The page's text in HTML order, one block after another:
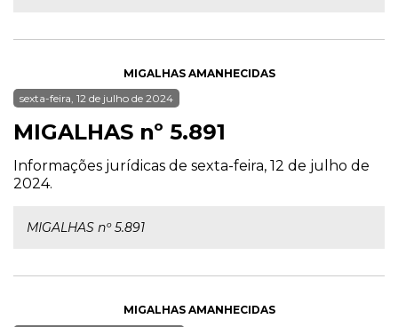
MIGALHAS AMANHECIDAS
sexta-feira, 12 de julho de 2024
MIGALHAS nº 5.891
Informações jurídicas de sexta-feira, 12 de julho de
2024.
MIGALHAS nº 5.891
MIGALHAS AMANHECIDAS